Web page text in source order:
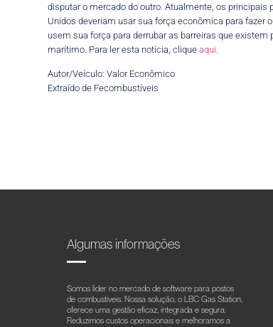
disputar o mercado do outro. Atualmente, os principais
Unidos deveriam usar sua força econômica para fazer
usem sua força para derrubar as barreiras que
marítimo. Para ler esta notícia, cliqueaqui
Autor/Veículo: Valor Econômico
Extraído de Fecombustíveis
Algumas informações
Somos líder no mercado de software para postos
de combustíveis. Nossa solução, o LBC Gas Station,
oferece uma gestão eficaz, integrada e segura.
Reduzimos custos operacionais e melhoramos a